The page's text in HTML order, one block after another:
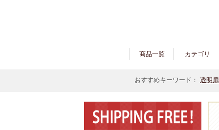
商品一覧 カテゴリ
おすすめキーワード： 透明扉